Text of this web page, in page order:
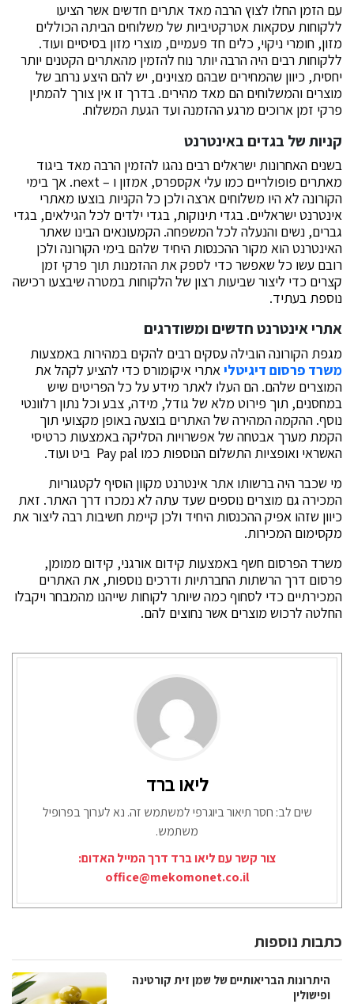
עם הזמן החלו לצוץ הרבה מאד אתרים חדשים אשר הציעו
ללקוחות עסקאות אטרקטיביות של משלוחים הביתה הכוללים
מזון, חומרי ניקוי, כלים חד פעמיים, מוצרי מזון בסיסיים ועוד.
ללקוחות רבים היה הרבה יותר נוח להזמין מהאתרים הקטנים יותר
יחסית, כיוון שהמחירים שבהם מצוינים, יש להם היצע נרחב של
מוצרים והמשלוחים הם מאד מהירים. בדרך זו אין צורך להמתין
פרקי זמן ארוכים מרגע ההזמנה ועד הגעת המשלוח.
קניות של בגדים באינטרנט
בשנים האחרונות ישראלים רבים נהגו להזמין הרבה מאד ביגוד
מאתרים פופולריים כמו עלי אקספרס, אמזון ו – next. אך בימי
הקורונה לא היו משלוחים ארצה ולכן כל הקניות בוצעו מאתרי
אינטרנט ישראליים. בגדי תינוקות, בגדי ילדים לכל הגילאים, בגדי
גברים, נשים והנעלה לכל המשפחה. הקמעונאים הבינו שאתר
האינטרנט הוא מקור ההכנסות היחיד שלהם בימי הקורונה ולכן
רובם עשו כל שאפשר כדי לספק את ההזמנות תוך פרקי זמן
קצרים כדי ליצור שביעות רצון של הלקוחות במטרה שיבצעו רכישה
נוספת בעתיד.
אתרי אינטרנט חדשים ומשודרגים
מגפת הקורונה הובילה עסקים רבים להקים במהירות באמצעות
משרד פרסום דיגיטליאתרי איקומורס כדי להציע לקהל את
המוצרים שלהם. הם העלו לאתר מידע על כל הפריטים שיש
במחסנים, תוך פירוט מלא של גודל, מידה, צבע וכל נתון רלוונטי
נוסף. ההקמה המהירה של האתרים בוצעה באופן מקצועי תוך
הקמת מערך אבטחה של אפשרויות הסליקה באמצעות כרטיסי
האשראי ואופציות התשלום הנוספות כמו Pay pal ביט ועוד.
מי שכבר היה ברשותו אתר אינטרנט מקוון הוסיף לקטגוריות
המכירה גם מוצרים נוספים שעד עתה לא נמכרו דרך האתר. זאת
כיוון שזהו אפיק ההכנסות היחיד ולכן קיימת חשיבות רבה ליצור את
מקסימום המכירות.
משרד הפרסום חשף באמצעות קידום אורגני, קידום ממומן,
פרסום דרך הרשתות החברתיות ודרכים נוספות, את האתרים
המכירתיים כדי לסחוף כמה שיותר לקוחות שייהנו מהמבחר ויקבלו
החלטה לרכוש מוצרים אשר נחוצים להם.
ליאו ברד
שים לב: חסר תיאור ביוגרפי למשתמש זה. נא לערוך בפרופיל
משתמש.
צור קשר עם ליאו ברד דרך המייל האדום:
office@mekomonet.co.il
כתבות נוספות
היתרונות הבריאותיים של שמן זית קורטינה
ופישולין